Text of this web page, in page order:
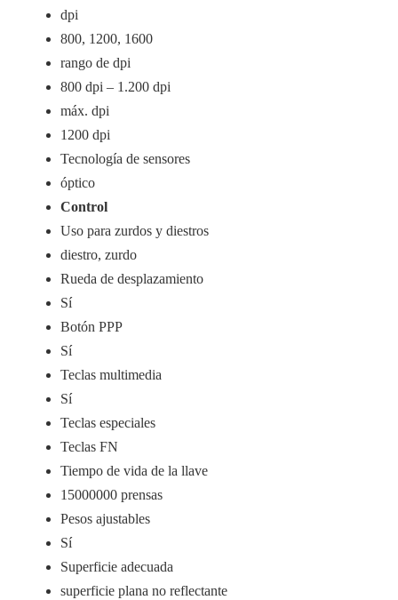
dpi
800, 1200, 1600
rango de dpi
800 dpi – 1.200 dpi
máx. dpi
1200 dpi
Tecnología de sensores
óptico
Control
Uso para zurdos y diestros
diestro, zurdo
Rueda de desplazamiento
Sí
Botón PPP
Sí
Teclas multimedia
Sí
Teclas especiales
Teclas FN
Tiempo de vida de la llave
15000000 prensas
Pesos ajustables
Sí
Superficie adecuada
superficie plana no reflectante